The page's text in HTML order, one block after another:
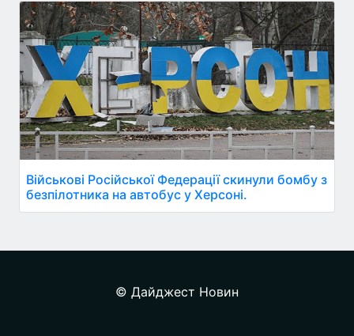
Військові Російської Федерації скинули бомбу з
безпілотника на автобус у Херсоні.
© Дайджест Новин